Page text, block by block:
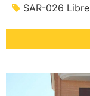
SAR-026 Libre